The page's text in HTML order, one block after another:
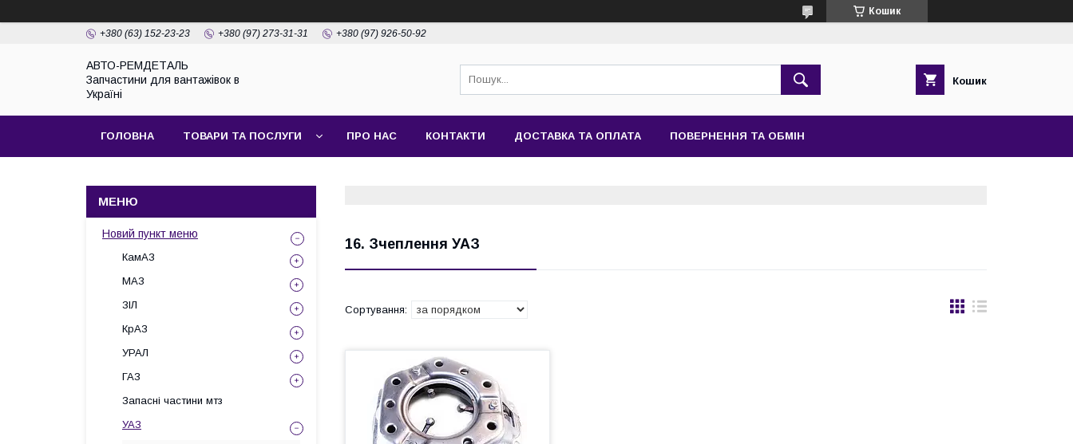
Кошик
+380 (63) 152-23-23 +380 (97) 273-31-31 +380 (97) 926-50-92
АВТО-РЕМДЕТАЛЬ
Запчастини для вантажівок в
Україні
Кошик
ГОЛОВНА ТОВАРИ ТА ПОСЛУГИ ПРО НАС КОНТАКТИ ДОСТАВКА ТА ОПЛАТА ПОВЕРНЕННЯ ТА ОБМІН
16. Зчеплення УАЗ
Новий пункт меню
КамАЗ
МАЗ
ЗІЛ
КрАЗ
УРАЛ
ГАЗ
Запасні частини мтз
УАЗ